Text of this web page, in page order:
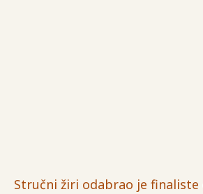
Stručni žiri odabrao je finaliste